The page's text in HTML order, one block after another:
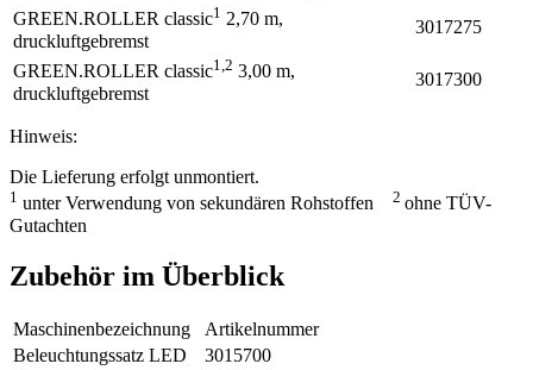
GREEN.ROLLER classic1 2,70 m,
druckluftgebremst
3017275
GREEN.ROLLER classic1,2 3,00 m,
druckluftgebremst
3017300
Hinweis:
Die Lieferung erfolgt unmontiert.
1 unter Verwendung von sekundären Rohstoffen 2 ohne TÜV-
Gutachten
Zubehör im Überblick
Maschinen­bezeichnung
Artikel­nummer
Beleuchtungssatz LED
3015700